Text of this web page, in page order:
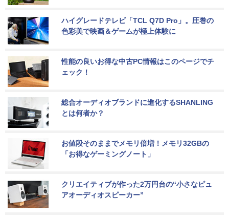
ハイグレードテレビ「TCL Q7D Pro」。圧巻の
色彩美で映画＆ゲームが極上体験に
性能の良いお得な中古PC情報はこのページでチ
ェック！
総合オーディオブランドに進化するSHANLING
とは何者か？
お値段そのままでメモリ倍増！メモリ32GBの
「お得なゲーミングノート」
クリエイティブが作った2万円台の“小さなピュ
アオーディオスピーカー”